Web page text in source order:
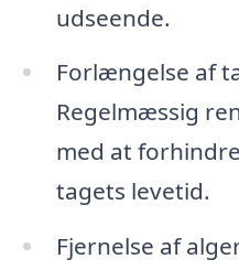
udseende.
Forlængelse af
Regelmæssig
med at
tagets levetid.
Fjernelse af